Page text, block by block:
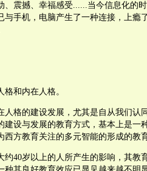
、震撼、幸福感受......当今信息化的
与手机，电脑产生了一种连接，上瘾
和内在人格。
人格的建设发展，尤其是自从我们认
建设与发展的教育方式，基本上是一
方教育关注的多元智能的形成的教育
约40岁以上的人所产生的影响，其教